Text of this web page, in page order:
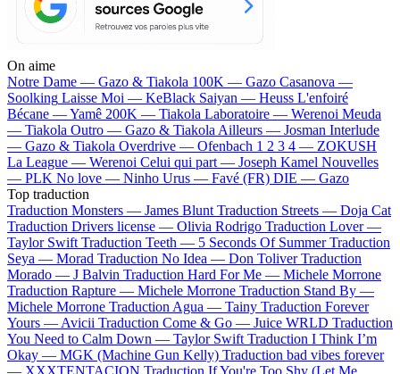
On aime
Notre Dame — Gazo & Tiakola 100K — Gazo Casanova —
Soolking Laisse Moi — KeBlack Saiyan — Heuss L'enfoiré
Bécane —Yamê 200K — Tiakola Laboratoire — Werenoi Meuda
— Tiakola Outro — Gazo & Tiakola Ailleurs — Josman Interlude
— Gazo & Tiakola Overdrive — Ofenbach 1 2 3 4 — ZOKUSH
La League — Werenoi Celui qui part — Joseph Kamel Nouvelles
— PLK No love — Ninho Urus — Favé (FR) DIE — Gazo
Top traduction
Traduction Monsters — James Blunt Traduction Streets — Doja Cat
Traduction Drivers license — Olivia Rodrigo Traduction Lover —
Taylor Swift Traduction Teeth — 5 Seconds Of Summer Traduction
Seya — Morad Traduction No Idea — Don Toliver Traduction
Morado — J Balvin Traduction Hard For Me — Michele Morrone
Traduction Rapture — Michele Morrone Traduction Stand By —
Michele Morrone Traduction Agua — Tainy Traduction Forever
Yours — Avicii Traduction Come & Go — Juice WRLD Traduction
You Need to Calm Down — Taylor Swift Traduction I Think I’m
Okay — MGK (Machine Gun Kelly) Traduction bad vibes forever
— XXXTENTACION Traduction If You're Too Shy (Let Me